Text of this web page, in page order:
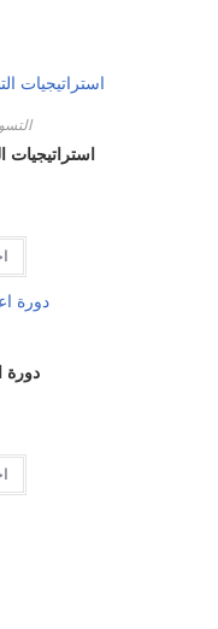
استراتيجيات
دورة